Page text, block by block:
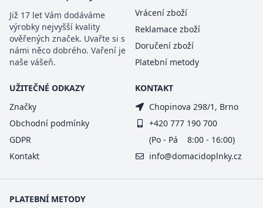
Již 17 let Vám dodáváme
výrobky nejvyšší kvality
ověřených značek. Uvařte si s
námi něco dobrého. Vaření je
naše vášeň.
Vrácení zboží
Reklamace zboží
Doručení zboží
Platební metody
UŽITEČNÉ ODKAZY
Značky
Obchodní podmínky
GDPR
Kontakt
KONTAKT
Chopinova 298/1, Brno
+420 777 190 700
(Po - Pá 8:00 - 16:00)
info@domacidoplnky.cz
PLATEBNÍ METODY